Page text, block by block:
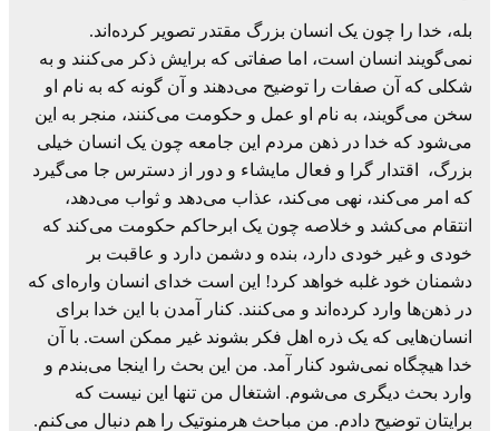
بله، خدا را چون یک انسان بزرگ مقتدر تصویر کرده‌اند.
نمی‌گویند انسان است، اما صفاتی که برایش ذکر می‌کنند و به
شکلی که آن صفات را توضیح می‌دهند و آن گونه که به نام او
سخن می‌گویند، به نام او عمل و حکومت می‌کنند، منجر به این
می‌شود که خدا در ذهن مردم این جامعه چون یک انسان خیلی
بزرگ، اقتدار گرا و فعال مایشاء و دور از دسترس جا می‌گیرد
که امر می‌کند، نهی می‌کند، عذاب می‌دهد و ثواب می‌دهد،
انتقام می‌کشد و خلاصه چون یک ابرحاکم حکومت می‌کند که
خودی و غیر خودی دارد، بنده و دشمن دارد و عاقبت بر
دشمنان خود غلبه خواهد کرد! این است خدای انسان واره‌ای که
در ذهن‌ها وارد کرده‌اند و می‌کنند. کنار آمدن با این خدا برای
انسان‌هایی که یک ذره اهل فکر بشوند غیر ممکن است. با آن
خدا هیچگاه نمی‌شود کنار آمد. من این بحث را اینجا می‌بندم و
وارد بحث دیگری می‌شوم. اشتغال من تنها این نیست که
برایتان توضیح دادم. من مباحث هرمنوتیک را هم دنبال می‌کنم.